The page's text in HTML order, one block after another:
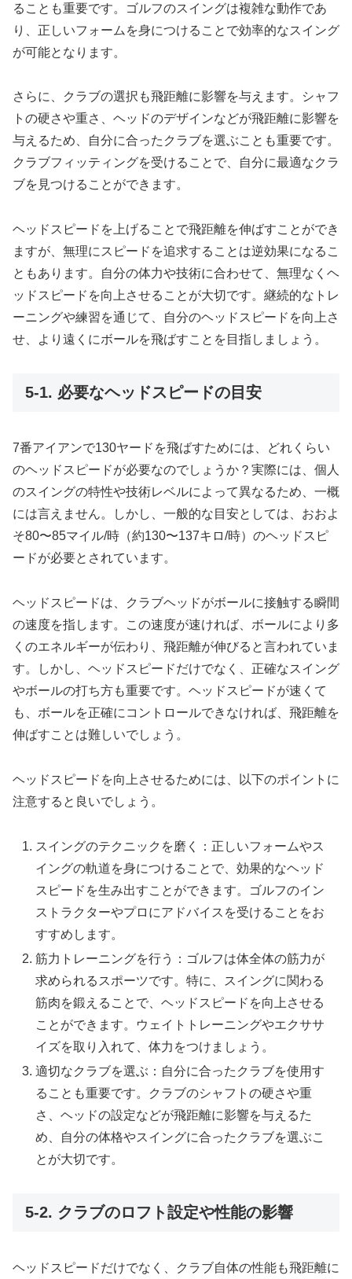
ることも重要です。ゴルフのスイングは複雑な動作であ
り、正しいフォームを身につけることで効率的なスイング
が可能となります。
さらに、クラブの選択も飛距離に影響を与えます。シャフ
トの硬さや重さ、ヘッドのデザインなどが飛距離に影響を
与えるため、自分に合ったクラブを選ぶことも重要です。
クラブフィッティングを受けることで、自分に最適なクラ
ブを見つけることができます。
ヘッドスピードを上げることで飛距離を伸ばすことができ
ますが、無理にスピードを追求することは逆効果になるこ
ともあります。自分の体力や技術に合わせて、無理なくヘ
ッドスピードを向上させることが大切です。継続的なトレ
ーニングや練習を通じて、自分のヘッドスピードを向上さ
せ、より遠くにボールを飛ばすことを目指しましょう。
5-1. 必要なヘッドスピードの目安
7番アイアンで130ヤードを飛ばすためには、どれくらい
のヘッドスピードが必要なのでしょうか？実際には、個人
のスイングの特性や技術レベルによって異なるため、一概
には言えません。しかし、一般的な目安としては、おおよ
そ80〜85マイル/時（約130〜137キロ/時）のヘッドスピ
ードが必要とされています。
ヘッドスピードは、クラブヘッドがボールに接触する瞬間
の速度を指します。この速度が速ければ、ボールにより多
くのエネルギーが伝わり、飛距離が伸びると言われていま
す。しかし、ヘッドスピードだけでなく、正確なスイング
やボールの打ち方も重要です。ヘッドスピードが速くて
も、ボールを正確にコントロールできなければ、飛距離を
伸ばすことは難しいでしょう。
ヘッドスピードを向上させるためには、以下のポイントに
注意すると良いでしょう。
スイングのテクニックを磨く：正しいフォームやス
イングの軌道を身につけることで、効果的なヘッド
スピードを生み出すことができます。ゴルフのイン
ストラクターやプロにアドバイスを受けることをお
すすめします。
筋力トレーニングを行う：ゴルフは体全体の筋力が
求められるスポーツです。特に、スイングに関わる
筋肉を鍛えることで、ヘッドスピードを向上させる
ことができます。ウェイトトレーニングやエクササ
イズを取り入れて、体力をつけましょう。
適切なクラブを選ぶ：自分に合ったクラブを使用す
ることも重要です。クラブのシャフトの硬さや重
さ、ヘッドの設定などが飛距離に影響を与えるた
め、自分の体格やスイングに合ったクラブを選ぶこ
とが大切です。
5-2. クラブのロフト設定や性能の影響
ヘッドスピードだけでなく、クラブ自体の性能も飛距離に